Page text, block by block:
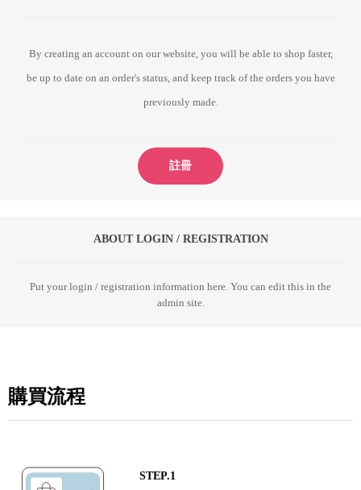
By creating an account on our website, you will be able to shop faster,
be up to date on an order's status, and keep track of the orders you have
previously made.
註冊
ABOUT LOGIN / REGISTRATION
Put your login / registration information here. You can edit this in the
admin site.
購買流程
STEP.1